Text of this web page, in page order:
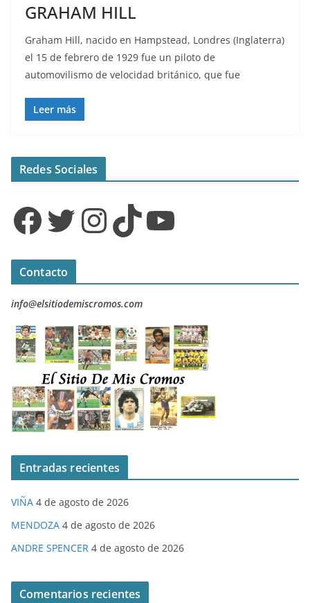
GRAHAM HILL
Graham Hill, nacido en Hampstead, Londres (Inglaterra)
el 15 de febrero de 1929 fue un piloto de
automovilismo de velocidad británico, que fue
Leer más
Redes Sociales
Facebook Twitter InstagramTikTok YouTube
Contacto
info@elsitiodemiscromos.com
Entradas recientes
VIÑA 4 de agosto de 2026
MENDOZA 4 de agosto de 2026
ANDRE SPENCER 4 de agosto de 2026
Comentarios recientes